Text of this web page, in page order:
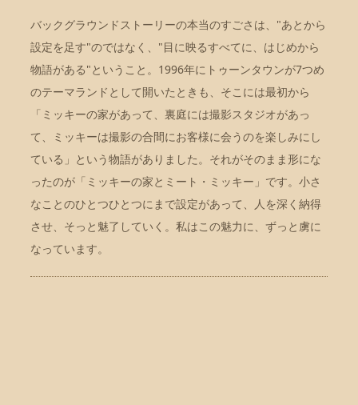
バックグラウンドストーリーの本当のすごさは、"あとから
設定を足す"のではなく、"目に映るすべてに、はじめから
物語がある"ということ。1996年にトゥーンタウンが7つめ
のテーマランドとして開いたときも、そこには最初から
「ミッキーの家があって、裏庭には撮影スタジオがあっ
て、ミッキーは撮影の合間にお客様に会うのを楽しみにし
ている」という物語がありました。それがそのまま形にな
ったのが「ミッキーの家とミート・ミッキー」です。小さ
なことのひとつひとつにまで設定があって、人を深く納得
させ、そっと魅了していく。私はこの魅力に、ずっと虜に
なっています。